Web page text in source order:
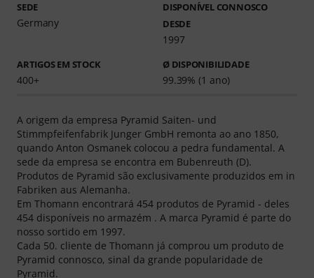
SEDE
Germany
DISPONÍVEL CONNOSCO
DESDE
1997
ARTIGOS EM STOCK
400+
Ø DISPONIBILIDADE
99.39% (1 ano)
A origem da empresa Pyramid Saiten- und
Stimmpfeifenfabrik Junger GmbH remonta ao ano 1850,
quando Anton Osmanek colocou a pedra fundamental. A
sede da empresa se encontra em Bubenreuth (D).
Produtos de Pyramid são exclusivamente produzidos em in
Fabriken aus Alemanha.
Em Thomann encontrará 454 produtos de Pyramid - deles
454 disponíveis no armazém . A marca Pyramid é parte do
nosso sortido em 1997.
Cada 50. cliente de Thomann já comprou um produto de
Pyramid connosco, sinal da grande popularidade de
Pyramid.